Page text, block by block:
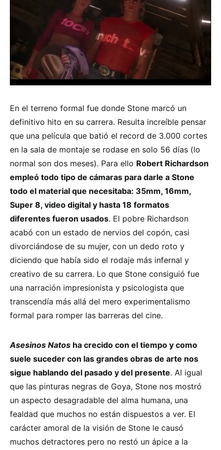
En el terreno formal fue donde Stone marcó un
definitivo hito en su carrera. Resulta increíble pensar
que una película que batió el record de 3.000 cortes
en la sala de montaje se rodase en solo 56 días (lo
normal son dos meses). Para ello Robert Richardson
empleó todo tipo de cámaras para darle a Stone
todo el material que necesitaba: 35mm, 16mm,
Super 8, video digital y hasta 18 formatos
diferentes fueron usados. El pobre Richardson
acabó con un estado de nervios del copón, casi
divorciándose de su mujer, con un dedo roto y
diciendo que había sido el rodaje más infernal y
creativo de su carrera. Lo que Stone consiguió fue
una narración impresionista y psicologista que
transcendía más allá del mero experimentalismo
formal para romper las barreras del cine.
Asesinos Natos ha crecido con el tiempo y como
suele suceder con las grandes obras de arte nos
sigue hablando del pasado y del presente. Al igual
que las pinturas negras de Goya, Stone nos mostró
un aspecto desagradable del alma humana, una
fealdad que muchos no están dispuestos a ver. El
carácter amoral de la visión de Stone le causó
muchos detractores pero no restó un ápice a la